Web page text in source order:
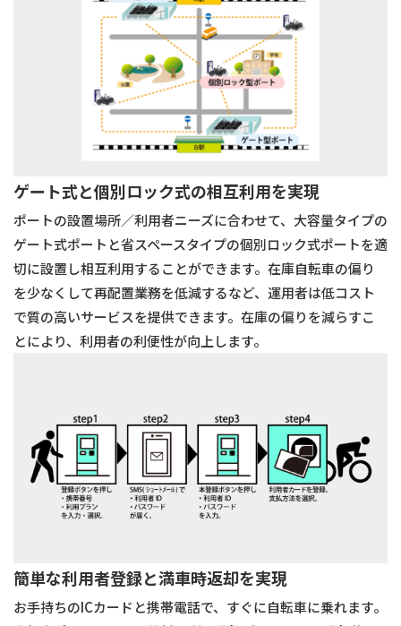
ゲート式と個別ロック式の相互利⽤を実現
ポートの設置場所／利⽤者ニーズに合わせて、⼤容量タイプの
ゲート式ポートと省スペースタイプの個別ロック式ポートを適
切に設置し相互利⽤することができます。在庫⾃転⾞の偏り
を少なくして再配置業務を低減するなど、運⽤者は低コスト
で質の⾼いサービスを提供できます。在庫の偏りを減らすこ
とにより、利⽤者の利便性が向上します。
簡単な利⽤者登録と満⾞時返却を実現
お⼿持ちのICカードと携帯電話で、すぐに⾃転⾞に乗れます。